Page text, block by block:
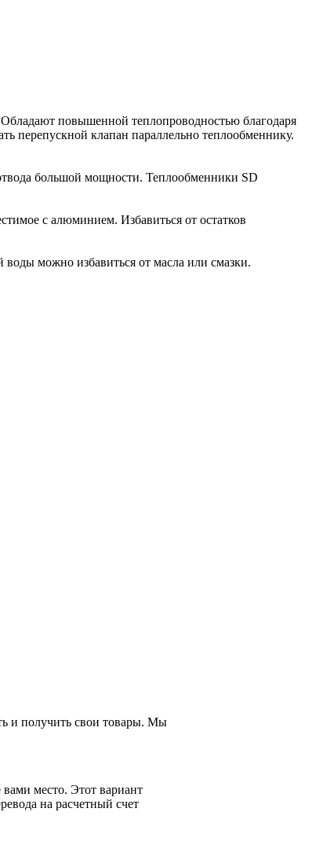
повышенной теплопроводностью благодаря
перепускной клапан параллельно теплообменнику.
большой мощности. Теплообменники SD
с алюминием. Избавиться от остатков
можно избавиться от масла или смазки.
и получить свои товары. Мы
место. Этот вариант
на расчетный счет